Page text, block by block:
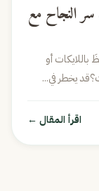
النجاح مع
أو
يخطر في...
اقرأ المقال ←